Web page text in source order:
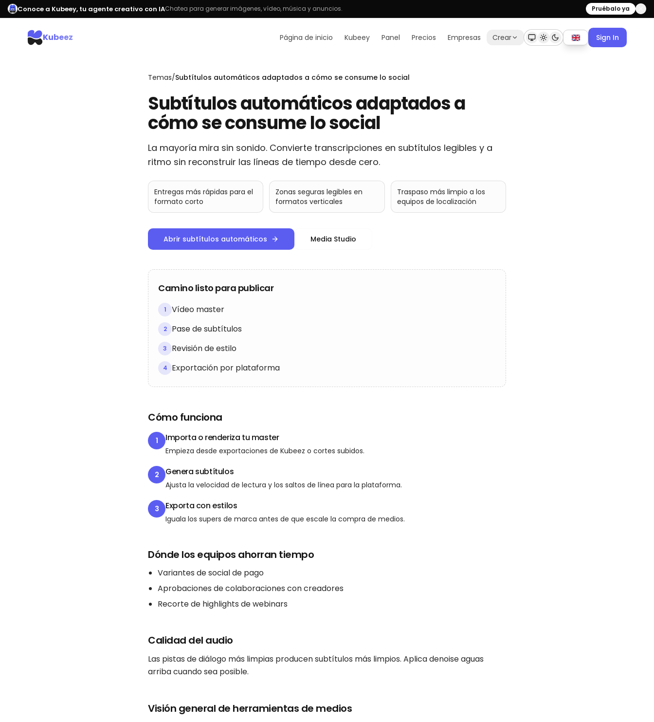
Conoce a Kubeey, tu agente creativo con IAChatea para generar imágenes, vídeo, música y anuncios. Pruébalo ya
Kubeez Página de inicio Kubeey Panel Precios Empresas Crear Sign In
Temas/Subtítulos automáticos adaptados a cómo se consume lo social
Subtítulos automáticos adaptados a
cómo se consume lo social
La mayoría mira sin sonido. Convierte transcripciones en subtítulos legibles y a
ritmo sin reconstruir las líneas de tiempo desde cero.
Entregas más rápidas para el
formato corto
Zonas seguras legibles en
formatos verticales
Traspaso más limpio a los
equipos de localización
Abrir subtítulos automáticos Media Studio
Camino listo para publicar
1 Vídeo master
2 Pase de subtítulos
3 Revisión de estilo
4 Exportación por plataforma
Cómo funciona
1 Importa o renderiza tu master
Empieza desde exportaciones de Kubeez o cortes subidos.
2 Genera subtítulos
Ajusta la velocidad de lectura y los saltos de línea para la plataforma.
3 Exporta con estilos
Iguala los supers de marca antes de que escale la compra de medios.
Dónde los equipos ahorran tiempo
Variantes de social de pago
Aprobaciones de colaboraciones con creadores
Recorte de highlights de webinars
Calidad del audio
Las pistas de diálogo más limpias producen subtítulos más limpios. Aplica denoise aguas
arriba cuando sea posible.
Visión general de herramientas de medios